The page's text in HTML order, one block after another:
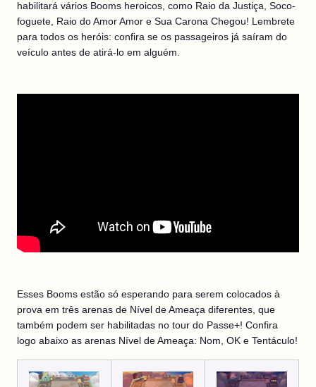
habilitará vários Booms heroicos, como Raio da Justiça, Soco-
foguete, Raio do Amor Amor e Sua Carona Chegou! Lembrete
para todos os heróis: confira se os passageiros já saíram do
veículo antes de atirá-lo em alguém.
Esses Booms estão só esperando para serem colocados à
prova em três arenas de Nível de Ameaça diferentes, que
também podem ser habilitadas no tour do Passe+! Confira
logo abaixo as arenas Nível de Ameaça: Nom, OK e Tentáculo!